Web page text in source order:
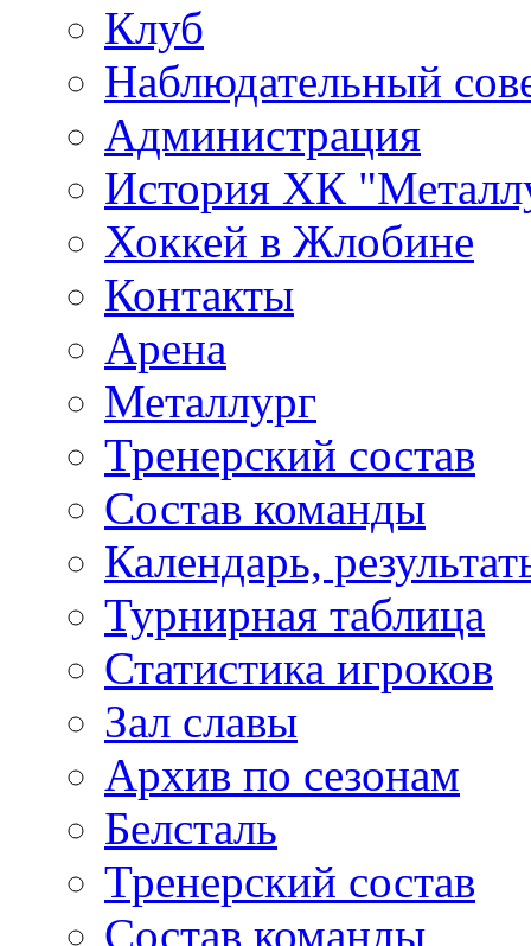
Клуб
Наблюдательный
Администрация
История ХК
Хоккей в Жлобине
Контакты
Арена
Металлург
Тренерский состав
Состав команды
Календарь,
Турнирная таблица
Статистика игроков
Зал славы
Архив по сезонам
Белсталь
Тренерский состав
Состав команды